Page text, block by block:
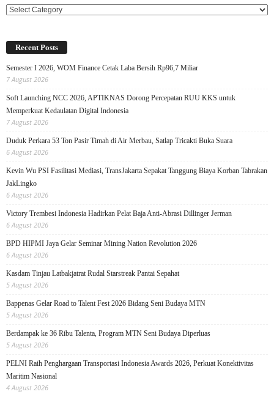
Categories
Recent Posts
Semester I 2026, WOM Finance Cetak Laba Bersih Rp96,7 Miliar
7 August 2026
Soft Launching NCC 2026, APTIKNAS Dorong Percepatan RUU KKS untuk
Memperkuat Kedaulatan Digital Indonesia
7 August 2026
Duduk Perkara 53 Ton Pasir Timah di Air Merbau, Satlap Tricakti Buka Suara
6 August 2026
Kevin Wu PSI Fasilitasi Mediasi, TransJakarta Sepakat Tanggung Biaya Korban Tabrakan
JakLingko
6 August 2026
Victory Trembesi Indonesia Hadirkan Pelat Baja Anti-Abrasi Dillinger Jerman
6 August 2026
BPD HIPMI Jaya Gelar Seminar Mining Nation Revolution 2026
6 August 2026
Kasdam Tinjau Latbakjatrat Rudal Starstreak Pantai Sepahat
5 August 2026
Bappenas Gelar Road to Talent Fest 2026 Bidang Seni Budaya MTN
5 August 2026
Berdampak ke 36 Ribu Talenta, Program MTN Seni Budaya Diperluas
5 August 2026
PELNI Raih Penghargaan Transportasi Indonesia Awards 2026, Perkuat Konektivitas
Maritim Nasional
4 August 2026